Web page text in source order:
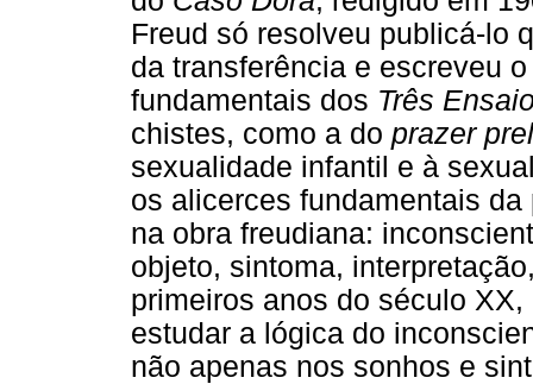
Freud só resolveu publicá-lo
da transferência e escreveu
fundamentais dos Três
chistes, como a do prazer
sexualidade infantil e à
os alicerces fundamentais
na obra freudiana:
objeto, sintoma,
primeiros anos do século
estudar a lógica do
não apenas nos sonhos e